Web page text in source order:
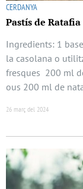
CERDANYA
Pastís de
Ingredients: 1
la casolana o
fresques 200 ml
ous 200 ml de
26 març del 2024